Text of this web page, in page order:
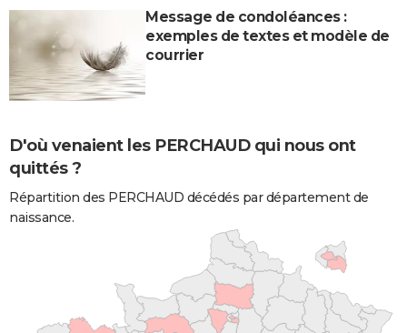
Message de condoléances :
exemples de textes et modèle de
courrier
D'où venaient les PERCHAUD qui nous ont
quittés ?
Répartition des PERCHAUD décédés par département de
naissance.